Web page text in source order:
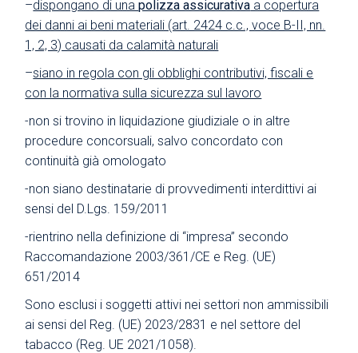
–dispongano di unapolizza assicurativa a copertura
dei danni ai beni materiali (art. 2424 c.c., voce B-II, nn.
1, 2, 3) causati da calamità naturali
–siano in regola con gli obblighi contributivi, fiscali e
con la normativa sulla sicurezza sul lavoro
-non si trovino in liquidazione giudiziale o in altre
procedure concorsuali, salvo concordato con
continuità già omologato
-non siano destinatarie di provvedimenti interdittivi ai
sensi del D.Lgs. 159/2011
-rientrino nella definizione di “impresa” secondo
Raccomandazione 2003/361/CE e Reg. (UE)
651/2014
Sono esclusi i soggetti attivi nei settori non ammissibili
ai sensi del Reg. (UE) 2023/2831 e nel settore del
tabacco (Reg. UE 2021/1058).